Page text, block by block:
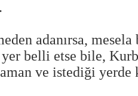
adanırsa,
belli etse bile,
ve istediği yerde